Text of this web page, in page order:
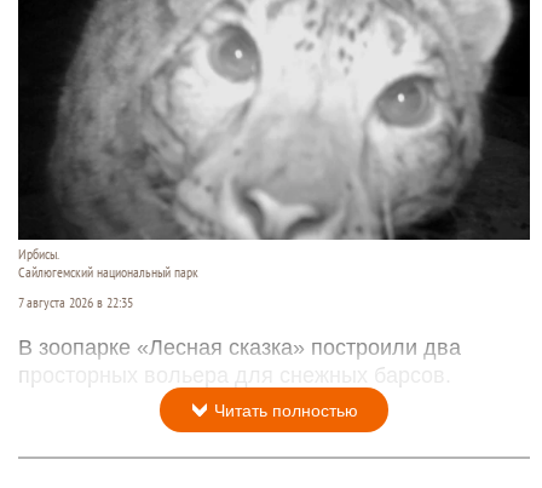
Ирбисы.
Сайлюгемский национальный парк
7 августа 2026 в 22:35
В зоопарке «Лесная сказка» построили два
просторных вольера для снежных барсов.
Читать полностью